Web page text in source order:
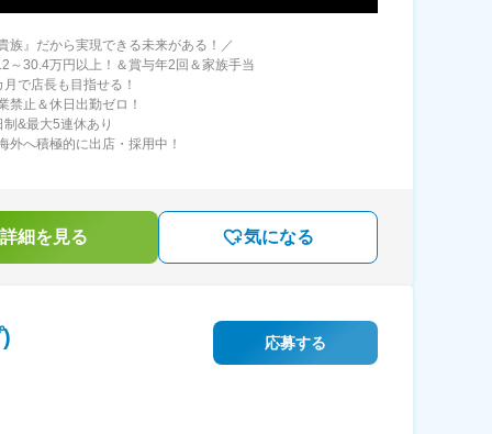
族』だから実現できる未来がある！／
～30.4万円以上！＆賞与年2回＆家族手当
で店長も目指せる！
禁止＆休日出勤ゼロ！
&最大5連休あり
外へ積極的に出店・採用中！
細を見る 気になる
応募する